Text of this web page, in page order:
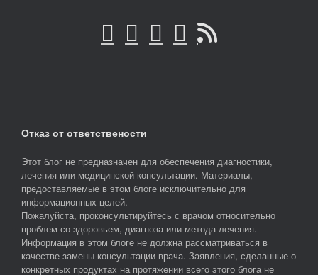
Отказ от ответствености
Этот блог не предназначен для обеспечения диагностики,
лечения или медицинской консультации. Материалы,
предоставляемые в этом блоге исключительно для
информационных целей.
Пожалуйста, проконсультируйтесь с врачом относительно
проблем со здоровьем, диагноза или метода лечения.
Информация в этом блоге не должна рассматриваться в
качестве замены консультации врача. Заявления, сделанные о
конкретных продуктах на протяжении всего этого блога не